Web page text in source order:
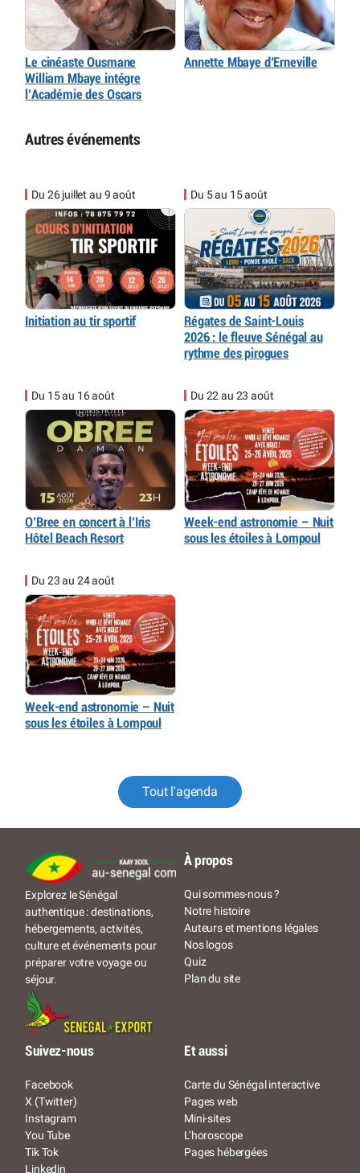
Le cinéaste Ousmane
William Mbaye intégre
l’Académie des Oscars
Annette Mbaye d’Erneville
Autres événements
Du 26 juillet au 9 août
Initiation au tir sportif
Du 5 au 15 août
Régates de Saint-Louis
2026 : le fleuve Sénégal au
rythme des pirogues
Du 15 au 16 août
O’Bree en concert à l’Iris
Hôtel Beach Resort
Du 22 au 23 août
Week-end astronomie – Nuit
sous les étoiles à Lompoul
Du 23 au 24 août
Week-end astronomie – Nuit
sous les étoiles à Lompoul
Tout l'agenda
Explorez le Sénégal
authentique : destinations,
hébergements, activités,
culture et événements pour
préparer votre voyage ou
séjour.
À propos
Qui sommes-nous ?
Notre histoire
Auteurs et mentions légales
Nos logos
Quiz
Plan du site
Suivez-nous
Facebook
X (Twitter)
Instagram
You Tube
Tik Tok
Linkedin
Et aussi
Carte du Sénégal interactive
Pages web
Mini-sites
L’horoscope
Pages hébergées